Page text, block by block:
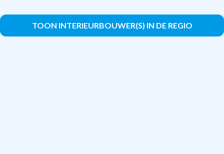
TOON INTERIEURBOUWER(S) IN DE REGIO